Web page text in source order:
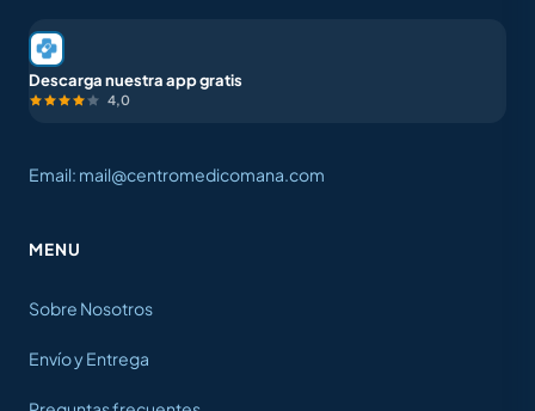
Descarga nuestra app gratis
4,0
Email: mail@centromedicomana.com
MENU
Sobre Nosotros
Envío y Entrega